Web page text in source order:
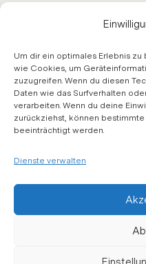
Um dir ein optimales Erlebnis
wie Cookies, um
zuzugreifen. Wenn du diesen
Daten wie das Surfverhalten
verarbeiten. Wenn du deine
zurückziehst, können
beeinträchtigt werden.
Dienste verwalten
Hall of Fame
Ab
Be­stell­wert
ten­frei.